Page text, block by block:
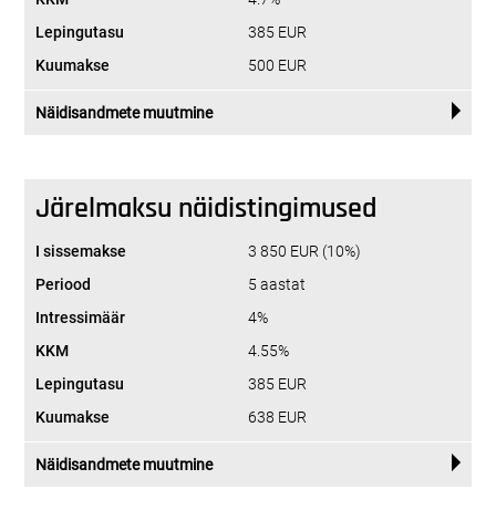
Lepingutasu
385 EUR
Kuumakse
500 EUR
Näidisandmete muutmine
Järelmaksu näidistingimused
I sissemakse
3 850 EUR (10%)
Periood
5 aastat
Intressimäär
4%
KKM
4.55%
Lepingutasu
385 EUR
Kuumakse
638 EUR
Näidisandmete muutmine